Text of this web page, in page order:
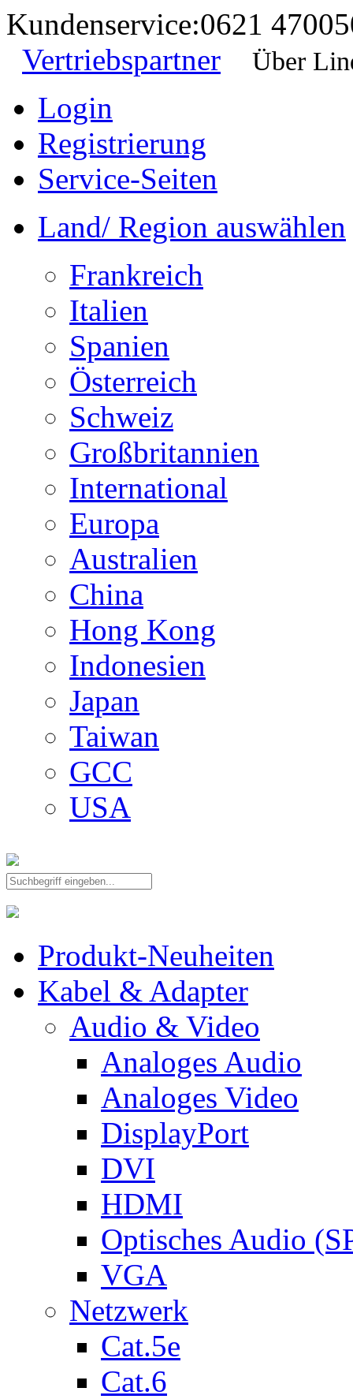
Kundenservice:0621
Vertriebspartner
Über
Login
Registrierung
Service-Seiten
Land/ Region auswählen
Frankreich
Italien
Spanien
Österreich
Schweiz
Großbritannien
International
Europa
Australien
China
Hong Kong
Indonesien
Japan
Taiwan
GCC
USA
Produkt-Neuheiten
Kabel & Adapter
Audio & Video
Analoges Audio
Analoges Video
DisplayPort
DVI
HDMI
Optisches Audio
VGA
Netzwerk
Cat.5e
Cat.6